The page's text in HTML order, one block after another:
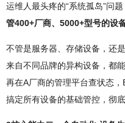
运维人最头疼的“系统孤岛”问
管400+厂商、5000+型号的设备
不管是服务器、存储设备，还
来自不同品牌的异构设备，都
再在A厂商的管理平台查状态
搞定所有设备的基础管控，彻